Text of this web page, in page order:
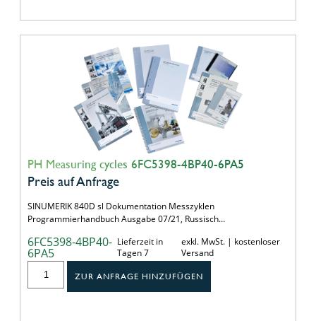
PH Measuring cycles 6FC5398-4BP40-6PA5
Preis auf Anfrage
SINUMERIK 840D sl Dokumentation Messzyklen
Programmierhandbuch Ausgabe 07/21, Russisch…
6FC5398-4BP40-
6PA5
Lieferzeit in
Tagen 7
exkl. MwSt. | kostenloser
Versand
ZUR ANFRAGE HINZUFÜGEN